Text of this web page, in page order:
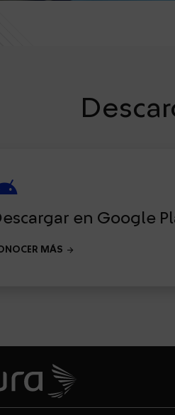
en Google
MÁS arrow_forward